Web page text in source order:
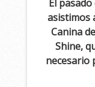
El
asistimos
Canina
Shine,
necesario